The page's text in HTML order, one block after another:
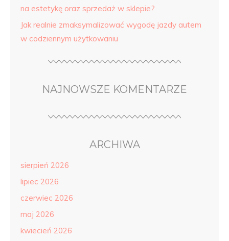
na estetykę oraz sprzedaż w sklepie?
Jak realnie zmaksymalizować wygodę jazdy autem
w codziennym użytkowaniu
NAJNOWSZE KOMENTARZE
ARCHIWA
sierpień 2026
lipiec 2026
czerwiec 2026
maj 2026
kwiecień 2026